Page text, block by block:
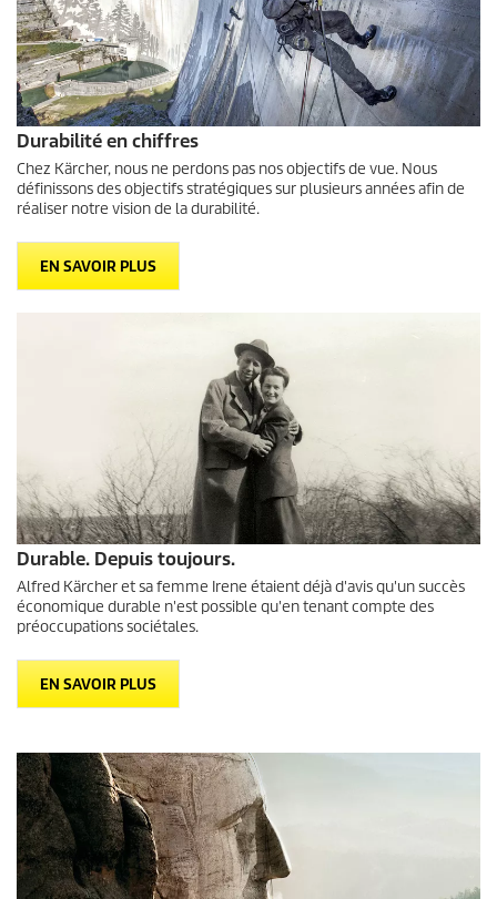
Durabilité en chiffres
Chez Kärcher, nous ne perdons pas nos objectifs de vue. Nous
définissons des objectifs stratégiques sur plusieurs années afin de
réaliser notre vision de la durabilité.
EN SAVOIR PLUS
Durable. Depuis toujours.
Alfred Kärcher et sa femme Irene étaient déjà d'avis qu'un succès
économique durable n'est possible qu'en tenant compte des
préoccupations sociétales.
EN SAVOIR PLUS